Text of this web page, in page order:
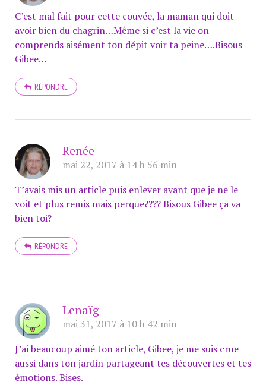
C’est mal fait pour cette couvée, la maman qui doit
avoir bien du chagrin…Même si c’est la vie on
comprends aisément ton dépit voir ta peine….Bisous
Gibee…
RÉPONDRE
Renée
mai 22, 2017 à 14 h 56 min
T’avais mis un article puis enlever avant que je ne le
voit et plus remis mais perque???? Bisous Gibee ça va
bien toi?
RÉPONDRE
Lenaïg
mai 31, 2017 à 10 h 42 min
J’ai beaucoup aimé ton article, Gibee, je me suis crue
aussi dans ton jardin partageant tes découvertes et tes
émotions. Bises.